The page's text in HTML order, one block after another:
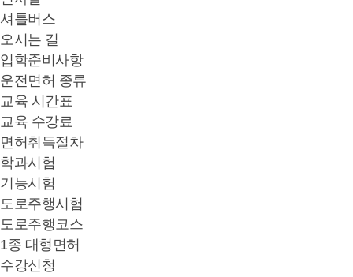
셔틀버스
오시는 길
입학준비사항
운전면허 종류
교육 시간표
교육 수강료
면허취득절차
학과시험
기능시험
도로주행시험
도로주행코스
1종 대형면허
수강신청